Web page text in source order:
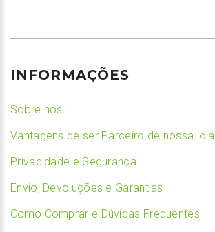
INFORMAÇÕES
Sobre nós
Vantagens de ser Parceiro de nossa loja
Privacidade e Segurança
Envio, Devoluções e Garantias
Como Comprar e Dúvidas Frequentes